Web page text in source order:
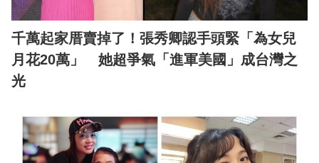
千萬起家厝賣掉了！張秀卿認手頭緊「為女兒
月花20萬」 她超爭氣「進軍美國」成台灣之
光